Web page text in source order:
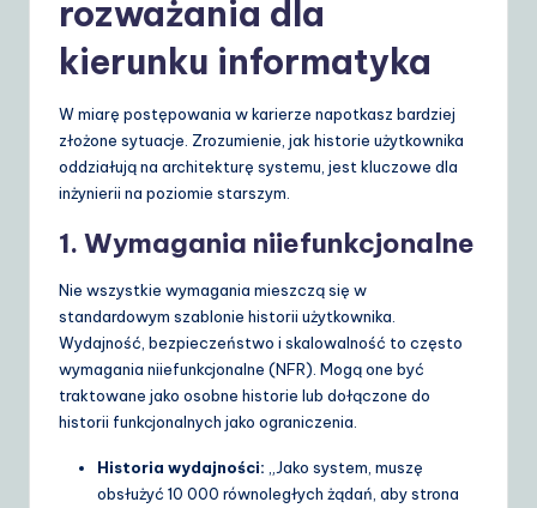
rozważania dla
kierunku informatyka
W miarę postępowania w karierze napotkasz bardziej
złożone sytuacje. Zrozumienie, jak historie użytkownika
oddziałują na architekturę systemu, jest kluczowe dla
inżynierii na poziomie starszym.
1. Wymagania niiefunkcjonalne
Nie wszystkie wymagania mieszczą się w
standardowym szablonie historii użytkownika.
Wydajność, bezpieczeństwo i skalowalność to często
wymagania niiefunkcjonalne (NFR). Mogą one być
traktowane jako osobne historie lub dołączone do
historii funkcjonalnych jako ograniczenia.
Historia wydajności: „Jako system, muszę
obsłużyć 10 000 równoległych żądań, aby strona